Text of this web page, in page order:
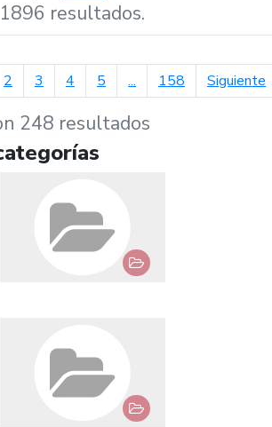
resultados.
2 3 4 5 ... 158 Siguiente
248 resultados